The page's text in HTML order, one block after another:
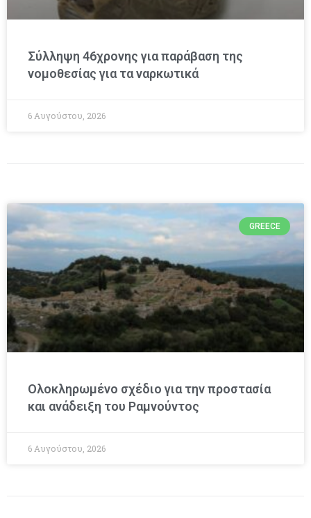
Σύλληψη 46χρονης για παράβαση της
νομοθεσίας για τα ναρκωτικά
6 Αυγούστου, 2026
GREECE
Ολοκληρωμένο σχέδιο για την προστασία
και ανάδειξη του Ραμνούντος
6 Αυγούστου, 2026